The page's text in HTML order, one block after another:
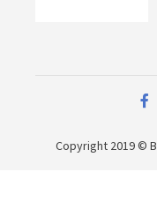
Copyright 2019 ©